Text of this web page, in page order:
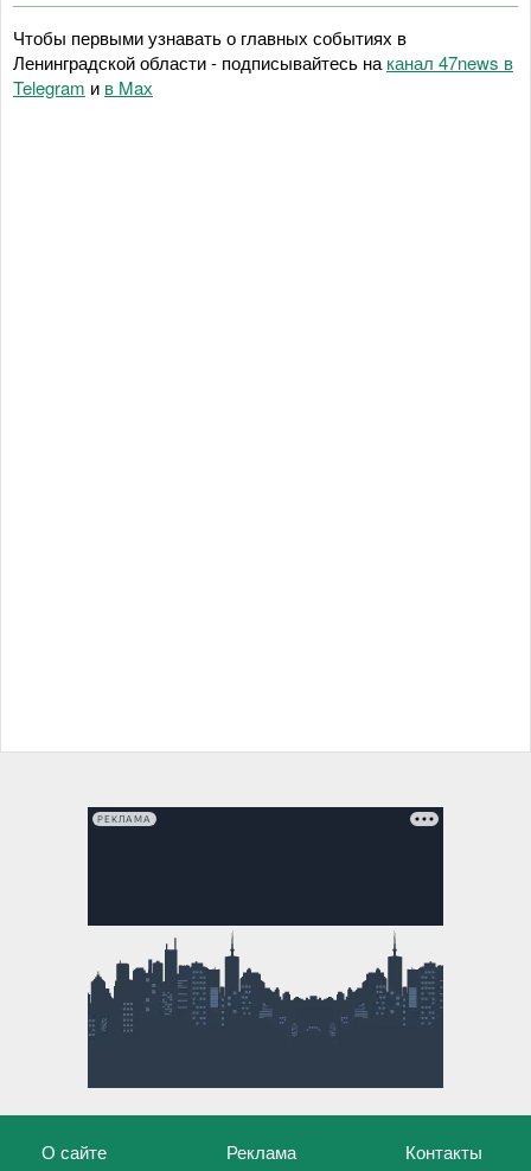
Чтобы первыми узнавать о главных событиях в
Ленинградской области - подписывайтесь на канал 47news в
Telegram и в Maх
РЕКЛАМА
О сайте Реклама Контакты